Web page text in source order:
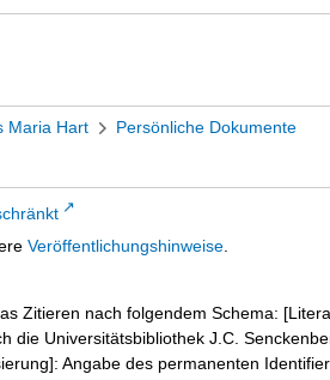
Maria Hart Persönliche Dokumente
Veröffentlichungshinweise
Zitieren nach folgendem Schema:
die Universitätsbibliothek J.C.
Angabe des permanenten